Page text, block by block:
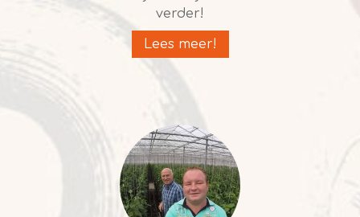
verder!
Lees meer!